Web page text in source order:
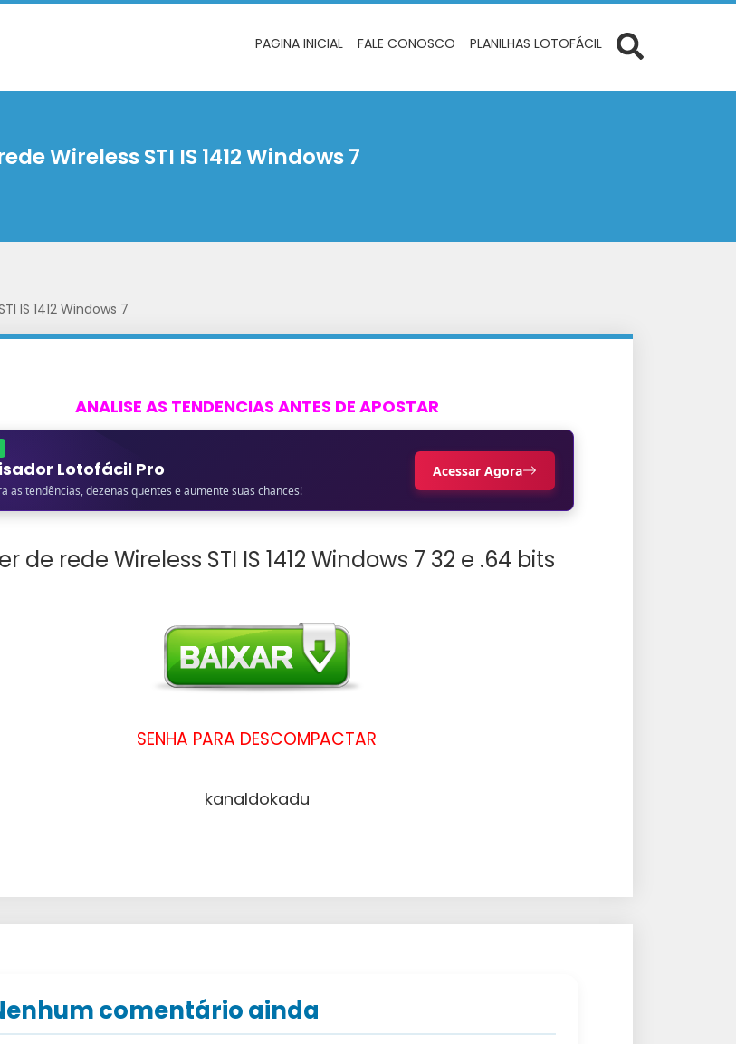
PAGINA INICIAL FALE CONOSCO PLANILHAS LOTOFÁCIL
Wireless STI IS 1412 Windows 7
IS 1412 Windows 7
ANALISE AS TENDENCIAS ANTES DE APOSTAR
Lotofácil Pro
as tendências, dezenas quentes e aumente suas chances!
Acessar Agora
de rede Wireless STI IS 1412 Windows 7 32 e .64 bits
SENHA PARA DESCOMPACTAR
kanaldokadu
comentário ainda